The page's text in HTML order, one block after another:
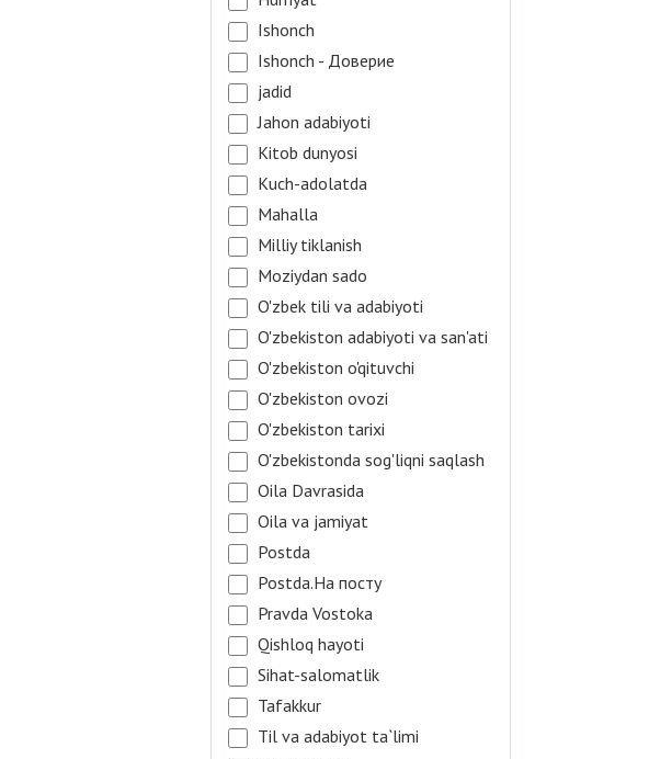
Ishonch
Ishonch - Доверие
jadid
Jahon adabiyoti
Kitob dunyosi
Kuch-adolatda
Mahalla
Milliy tiklanish
Moziydan sado
O'zbek tili va adabiyoti
O'zbekiston adabiyoti va san'ati
O'zbekiston o'qituvchi
O'zbekiston ovozi
O'zbekiston tarixi
O'zbekistonda sog'liqni saqlash
Oila Davrasida
Oila va jamiyat
Postda
Postda.На посту
Pravda Vostoka
Qishloq hayoti
Sihat-salomatlik
Tafakkur
Til va adabiyot ta`limi